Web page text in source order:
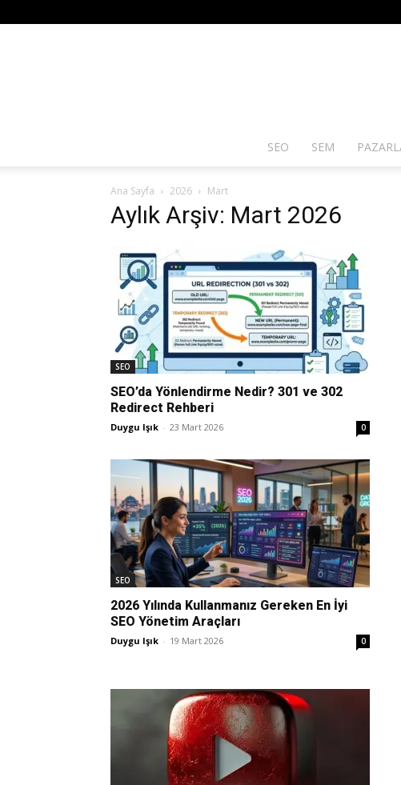
SEO SEM
Ana Sayfa 2026 Mart
Aylık Arşiv: Mart 2026
SEO
SEO’da Yönlendirme Nedir? 301 ve 302
Redirect Rehberi
Duygu Işık - 23 Mart 2026 0
SEO
2026 Yılında Kullanmanız Gereken En İyi
SEO Yönetim Araçları
Duygu Işık - 19 Mart 2026 0